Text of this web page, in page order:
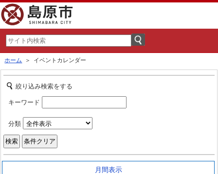
ホーム ＞ イベントカレンダー
絞り込み検索をする
キーワード
分類
月間表示